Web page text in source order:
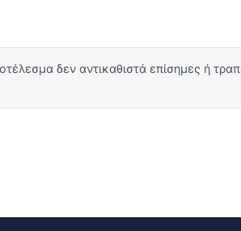
δεν αντικαθιστά επίσημες ή